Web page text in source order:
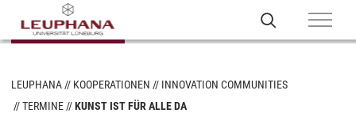
LEUPHANA KOOPERATIONEN
INNOVATION COMMUNITIES
TERMINE
KUNST IST FÜR ALLE DA